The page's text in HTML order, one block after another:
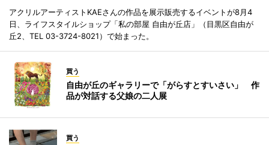
アクリルアーティストKAEさんの作品を展示販売するイベントが8月4
日、ライフスタイルショップ「私の部屋 自由が丘店」（目黒区自由が
丘2、TEL 03-3724-8021）で始まった。
買う
自由が丘のギャラリーで「がらすとすいさい」 作
品が対話する父娘の二人展
買う